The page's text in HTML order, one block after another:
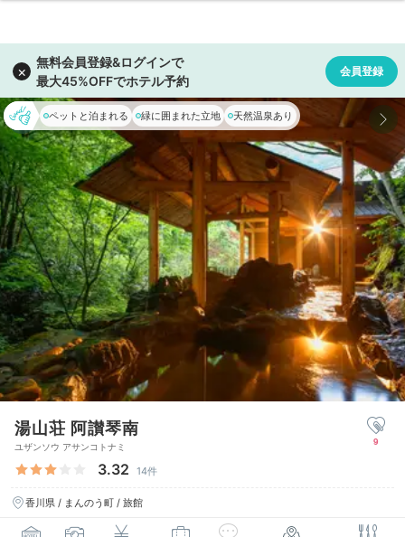
ペットと泊まれる 緑に囲まれた立地 天然温泉あり
湯山荘 阿讃琴南
ユザンソウ アサンコトナミ
3.32 14件
香川県 / まんのう町 / 旅館
9